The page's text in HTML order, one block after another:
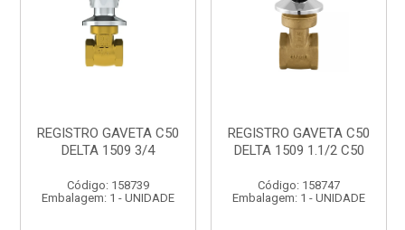
REGISTRO GAVETA C50
DELTA 1509 3/4
Código: 158739
Embalagem: 1 - UNIDADE
REGISTRO GAVETA C50
DELTA 1509 1.1/2 C50
Código: 158747
Embalagem: 1 - UNIDADE